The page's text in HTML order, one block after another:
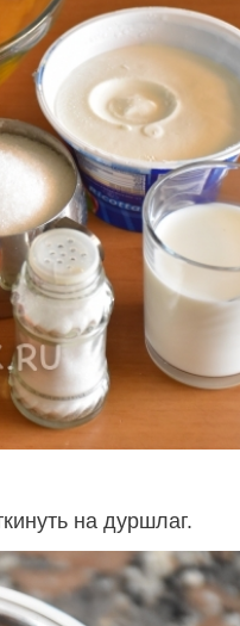
на дуршлаг.